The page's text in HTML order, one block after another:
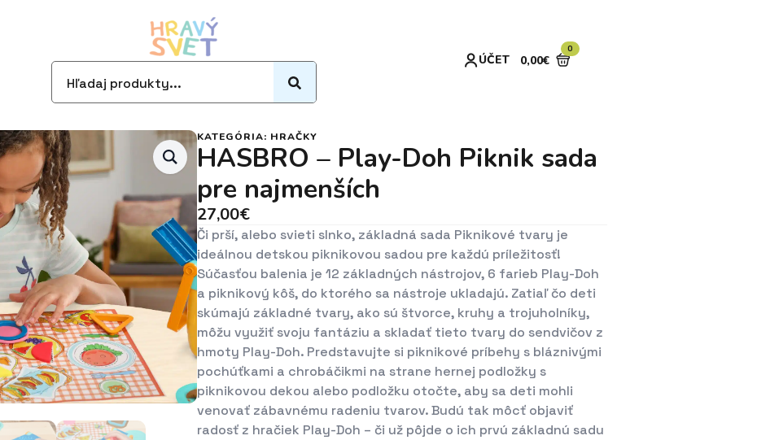
ÚČET 0,00€
0
KATEGÓRIA: HRAČKY
HASBRO – Play-Doh Piknik sada
pre najmenších
27,00€
Či prší, alebo svieti slnko, základná sada Piknikové tvary je
ideálnou detskou piknikovou sadou pre každú príležitosť!
Súčasťou balenia je 12 základných nástrojov, 6 farieb Play-Doh
a piknikový kôš, do ktorého sa nástroje ukladajú. Zatiaľ čo deti
skúmajú základné tvary, ako sú štvorce, kruhy a trojuholníky,
môžu využiť svoju fantáziu a skladať tieto tvary do sendvičov z
hmoty Play-Doh. Predstavujte si piknikové príbehy s bláznivými
pochúťkami a chrobáčikmi na strane hernej podložky s
piknikovou dekou alebo podložku otočte, aby sa deti mohli
venovať zábavnému radeniu tvarov. Budú tak môcť objaviť
radosť z hračiek Play-Doh – či už pôjde o ich prvú základnú sadu